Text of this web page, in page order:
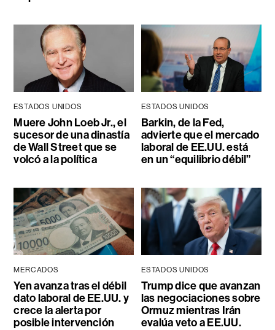
ESTADOS UNIDOS
Muere John Loeb Jr., el
sucesor de una dinastía
de Wall Street que se
volcó a la política
ESTADOS UNIDOS
Barkin, de la Fed,
advierte que el mercado
laboral de EE.UU. está
en un “equilibrio débil”
MERCADOS
Yen avanza tras el débil
dato laboral de EE.UU. y
crece la alerta por
posible intervención
ESTADOS UNIDOS
Trump dice que avanzan
las negociaciones sobre
Ormuz mientras Irán
evalúa veto a EE.UU.